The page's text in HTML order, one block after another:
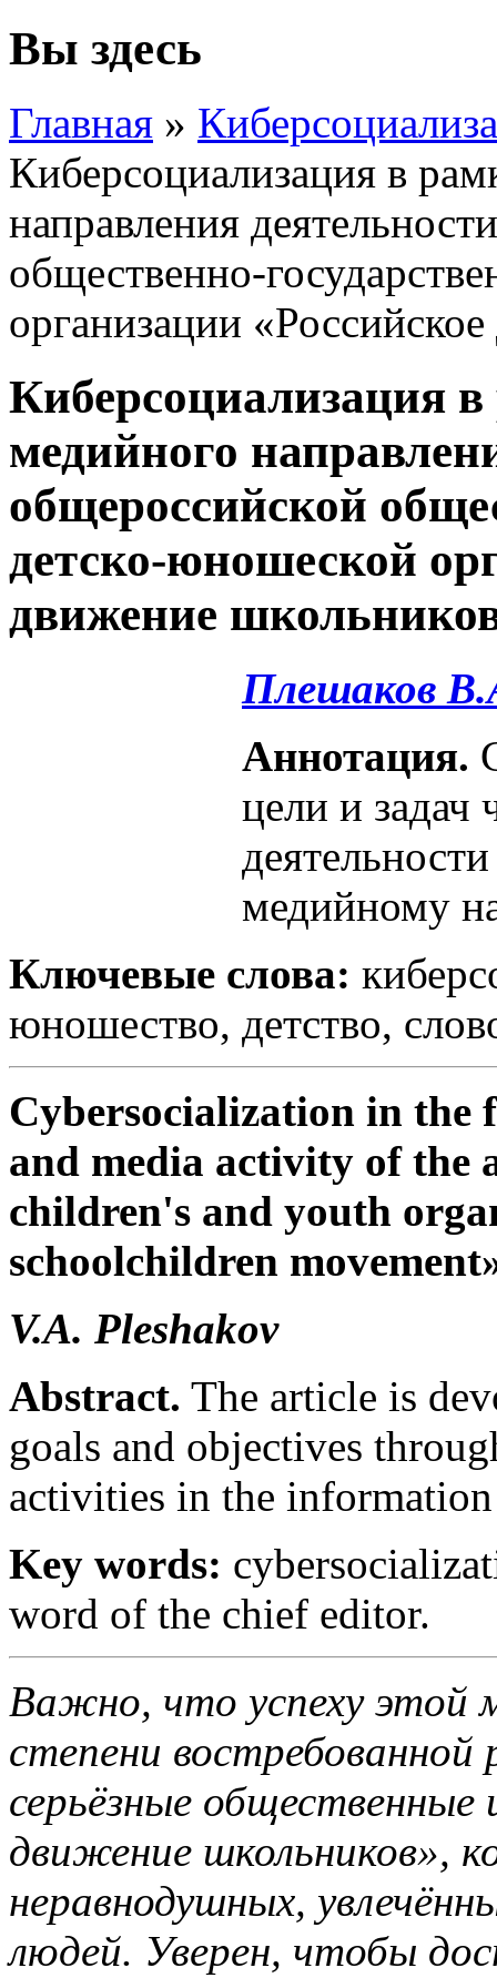
Вы здесь
Главная »
Киберсоциализация в
направления
общественно-
организации
Киберсоциализация
медийного
общероссийской
детско-юношеской
движение
Плешаков
Аннотация.
цели и задач
медийному
Ключевые слова:
юношество, детство,
Cybersocialization in
and media activity of the
children's and youth
schoolchildren
V.A. Pleshakov
Abstract. The article is
goals and objectives
activities in the
Key words:
word of the chief editor.
Важно, что успеху этой
степени
серьёзные
движение школьников»,
неравнодушных,
людей. Уверен, чтобы